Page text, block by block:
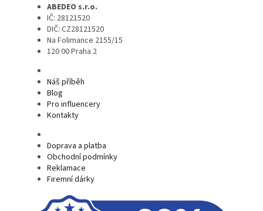
ABEDEO s.r.o.
IČ: 28121520
DIČ: CZ28121520
Na Folimance 2155/15
120 00 Praha 2
Náš příběh
Blog
Pro influencery
Kontakty
Doprava a platba
Obchodní podmínky
Reklamace
Firemní dárky